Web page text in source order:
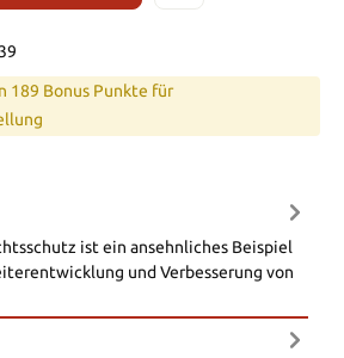
189 Bonus Punkte für
ist ein ansehnliches Beispiel
und Verbesserung von